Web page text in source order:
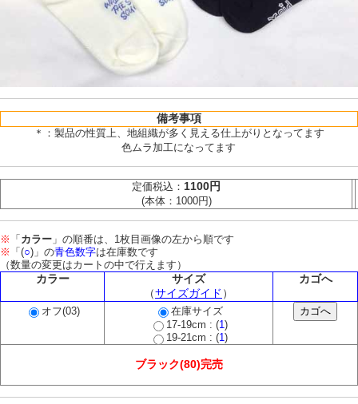
備考事項
＊：製品の性質上、地組織が多く見える仕上がりとなってます
色ムラ加工になってます
定価税込： 1100円
(本体：1000円)
※ 「カラー 」の順番は、1枚目画像の左から順です
※ 「(○)」の青色数字は在庫数です
（数量の変更はカートの中で行えます）
カラー
サイズ
（サイズガイド ）
カゴへ
オフ(03)
在庫サイズ
17-19cm : (1)
19-21cm : (1)
ブラック(80)完売